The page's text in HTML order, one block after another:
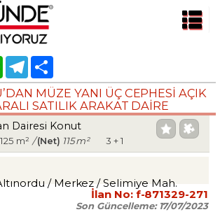
WhatsAppTelegram
MÜZE YANI ÜÇ CEPHESİ AÇIK
SATILIK ARAKAT DAİRE
Dairesi Konut
125 m² /(Net) 115 m² 3 + 1
/ Merkez / Selimiye Mah.
İlan No: f-871329-271
Son Güncelleme: 17/07/2023